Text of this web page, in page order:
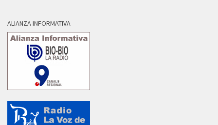
ALIANZA INFORMATIVA